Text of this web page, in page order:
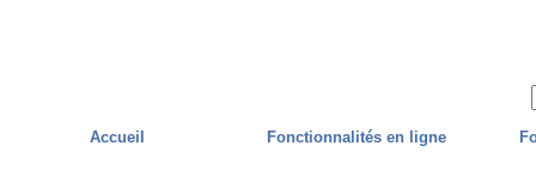
Accueil Fonctionnalités en ligne